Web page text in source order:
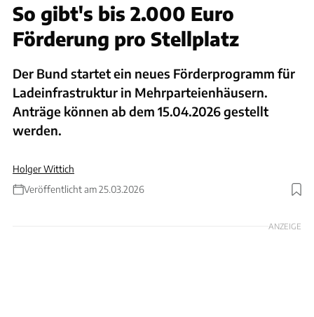
So gibt's bis 2.000 Euro
Förderung pro Stellplatz
Der Bund startet ein neues Förderprogramm für
Ladeinfrastruktur in Mehrparteienhäusern.
Anträge können ab dem 15.04.2026 gestellt
werden.
Holger Wittich
Veröffentlicht am 25.03.2026
Foto: Jorg Greuel via Getty Images
ANZEIGE